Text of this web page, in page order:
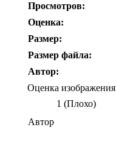
Просмотров:
Оценка:
Размер:
Размер файла:
Автор:
Оценка изображения
1 (Плохо)
Автор